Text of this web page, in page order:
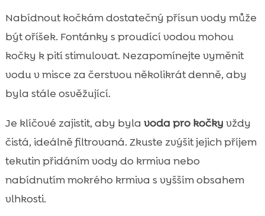
Nabídnout kočkám dostatečný přísun vody může
být oříšek. Fontánky s proudící vodou mohou
kočky k pití stimulovat. Nezapomínejte vyměnit
vodu v misce za čerstvou několikrát denně, aby
byla stále osvěžující.
Je klíčové zajistit, aby byla voda pro kočky vždy
čistá, ideálně filtrovaná. Zkuste zvýšit jejich příjem
tekutin přidáním vody do krmiva nebo
nabídnutím mokrého krmiva s vyšším obsahem
vlhkosti.